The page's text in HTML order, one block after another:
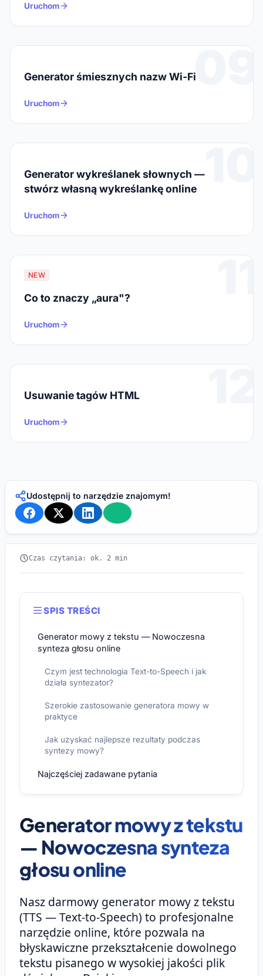
Uruchom
09
Generator śmiesznych nazw Wi-Fi
Uruchom
10
Generator wykreślanek słownych —
stwórz własną wykreślankę online
Uruchom
11
NEW
Co to znaczy „aura"?
Uruchom
12
Usuwanie tagów HTML
Uruchom
Udostępnij to narzędzie znajomym!
Czas czytania: ok. 2 min
SPIS TREŚCI
Generator mowy z tekstu — Nowoczesna
synteza głosu online
Czym jest technologia Text-to-Speech i jak
działa syntezator?
Szerokie zastosowanie generatora mowy w
praktyce
Jak uzyskać najlepsze rezultaty podczas
syntezy mowy?
Najczęściej zadawane pytania
Generator mowy z tekstu
— Nowoczesna synteza
głosu online
Nasz darmowy generator mowy z tekstu
(TTS — Text-to-Speech) to profesjonalne
narzędzie online, które pozwala na
błyskawiczne przekształcenie dowolnego
tekstu pisanego w wysokiej jakości plik